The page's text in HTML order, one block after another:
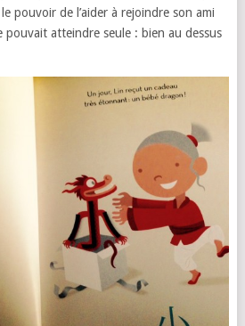
le pouvoir de l’aider à rejoindre son ami
pouvait atteindre seule : bien au dessus